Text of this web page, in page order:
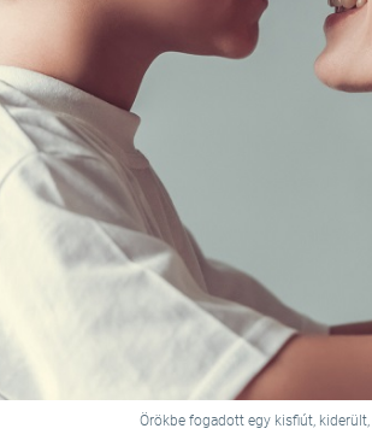
Örökbe fogadott egy kisfiút,